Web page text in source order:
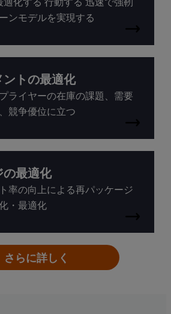
ンモデルを実現する
トの最適化
ライヤーの在庫の課題、需要
競争優位に立つ
最適化
率の向上による再パッケージ
・最適化
さらに詳しく